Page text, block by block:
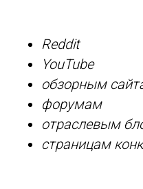
Reddit
YouTube
обзорным
форумам
отраслевым
страницам